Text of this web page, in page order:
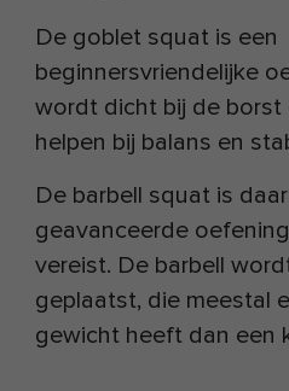
De goblet squat is een
beginnersvriendelijke
wordt dicht bij de borst
helpen bij balans en
De barbell squat is
geavanceerde
vereist. De barbell
geplaatst, die meestal
gewicht heeft dan een